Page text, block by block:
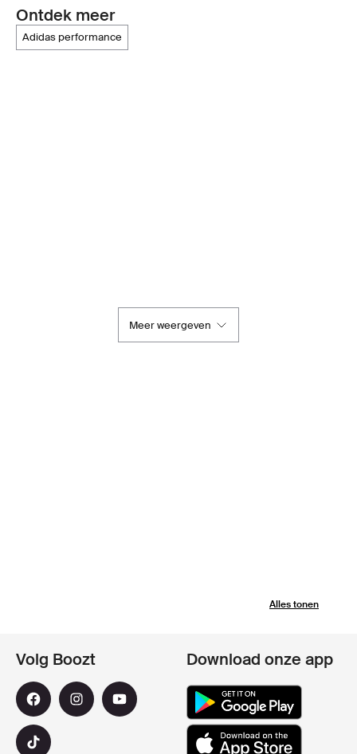
Ontdek meer
adidas performance
Meer weergeven
Alles tonen
Volg Boozt Download onze app